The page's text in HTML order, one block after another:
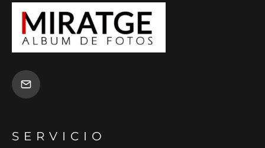
SERVICIO